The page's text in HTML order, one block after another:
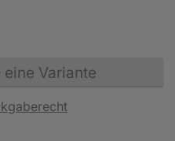
Variante